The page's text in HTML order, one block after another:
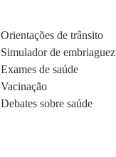
Orientações de trânsito
Simulador de embriaguez
Exames de saúde
Vacinação
Debates sobre saúde